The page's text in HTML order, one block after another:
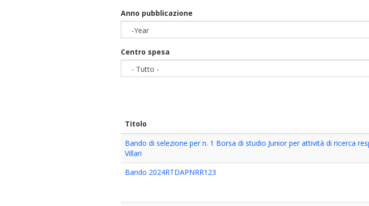
Anno pubblicazione
-Year
Centro spesa
- Tutto -
Titolo
Bando di selezione per n. 1 Borsa di studio Junior per attività di ricerca
Villari
Bando 2024RTDAPNRR123